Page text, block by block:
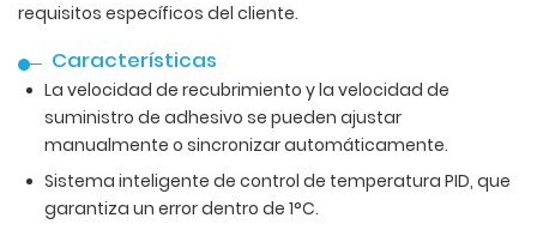
requisitos específicos del cliente.
Características
La velocidad de recubrimiento y la velocidad de
suministro de adhesivo se pueden ajustar
manualmente o sincronizar automáticamente.
Sistema inteligente de control de temperatura PID, que
garantiza un error dentro de 1°C.